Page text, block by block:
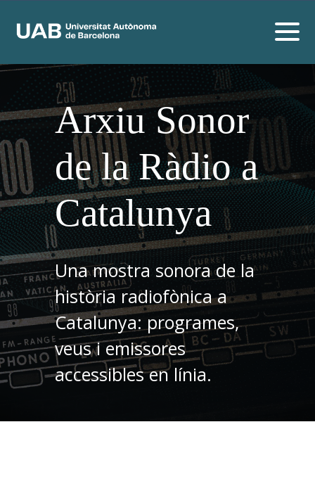
Arxiu Sonor
de la Ràdio a
Catalunya
Una mostra sonora de la
història radiofònica a
Catalunya: programes,
veus i emissores
accessibles en línia.